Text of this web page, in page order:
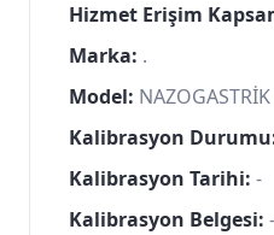
Hizmet Erişim
Marka: .
Model:
Kalibrasyon
Kalibrasyon Tarihi: -
Kalibrasyon Belgesi: -